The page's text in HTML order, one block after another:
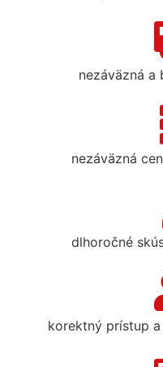
nezáväzná a
nezáväzná
dlhoročné
korektný prístup